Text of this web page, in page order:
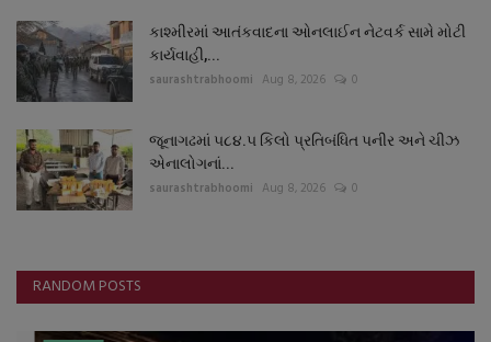
કાશ્મીરમાં આતંકવાદના ઓનલાઈન નેટવર્ક સામે મોટી
કાર્યવાહી,...
saurashtrabhoomi Aug 8, 2026 0
જૂનાગઢમાં ૫૮૪.૫ કિલો પ્રતિબંધિત પનીર અને ચીઝ
એનાલોગનાં...
saurashtrabhoomi Aug 8, 2026 0
RANDOM POSTS